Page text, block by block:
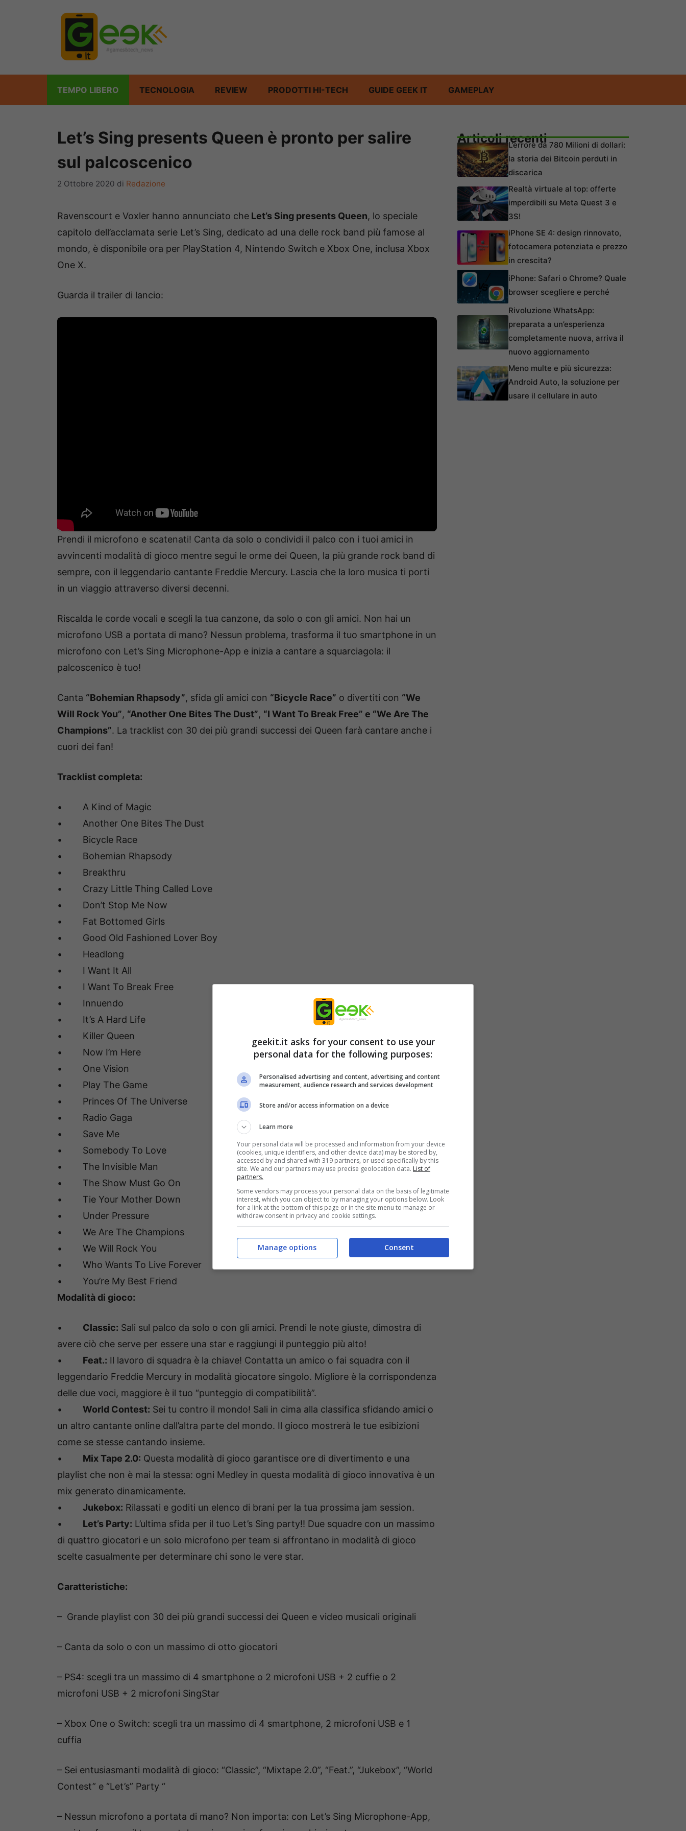
TEMPO LIBERO TECNOLOGIA REVIEW PRODOTTI HI-TECH GUIDE GEEK IT GAMEPLAY
Let’s Sing presents Queen è pronto per salire
sul palcoscenico
2 Ottobre 2020 di Redazione
Ravenscourt e Voxler hanno annunciato che Let’s Sing presents Queen, lo speciale
capitolo dell’acclamata serie Let’s Sing, dedicato ad una delle rock band più famose al
mondo, è disponibile ora per PlayStation 4, Nintendo Switch e Xbox One, inclusa Xbox
One X.
Guarda il trailer di lancio:
Prendi il microfono e scatenati! Canta da solo o condividi il palco con i tuoi amici in
avvincenti modalità di gioco mentre segui le orme dei Queen, la più grande rock band di
sempre, con il leggendario cantante Freddie Mercury. Lascia che la loro musica ti porti
in un viaggio attraverso diversi decenni.
Riscalda le corde vocali e scegli la tua canzone, da solo o con gli amici. Non hai un
microfono USB a portata di mano? Nessun problema, trasforma il tuo smartphone in un
microfono con Let’s Sing Microphone-App e inizia a cantare a squarciagola: il
palcoscenico è tuo!
Canta “Bohemian Rhapsody”, sfida gli amici con “Bicycle Race” o divertiti con “We
Will Rock You”, “Another One Bites The Dust”, “I Want To Break Free” e “We Are The
Champions”. La tracklist con 30 dei più grandi successi dei Queen farà cantare anche i
cuori dei fan!
Tracklist completa:
• A Kind of Magic
• Another One Bites The Dust
• Bicycle Race
• Bohemian Rhapsody
• Breakthru
• Crazy Little Thing Called Love
• Don’t Stop Me Now
• Fat Bottomed Girls
• Good Old Fashioned Lover Boy
• Headlong
• I Want It All
• I Want To Break Free
• Innuendo
• It’s A Hard Life
• Killer Queen
• Now I’m Here
• One Vision
• Play The Game
• Princes Of The Universe
• Radio Gaga
• Save Me
• Somebody To Love
• The Invisible Man
• The Show Must Go On
• Tie Your Mother Down
• Under Pressure
• We Are The Champions
• We Will Rock You
• Who Wants To Live Forever
• You’re My Best Friend
Modalità di gioco:
• Classic: Sali sul palco da solo o con gli amici. Prendi le note giuste, dimostra di
avere ciò che serve per essere una star e raggiungi il punteggio più alto!
• Feat.: Il lavoro di squadra è la chiave! Contatta un amico o fai squadra con il
leggendario Freddie Mercury in modalità giocatore singolo. Migliore è la corrispondenza
delle due voci, maggiore è il tuo “punteggio di compatibilità”.
• World Contest: Sei tu contro il mondo! Sali in cima alla classifica sfidando amici o
un altro cantante online dall’altra parte del mondo. Il gioco mostrerà le tue esibizioni
come se stesse cantando insieme.
• Mix Tape 2.0: Questa modalità di gioco garantisce ore di divertimento e una
playlist che non è mai la stessa: ogni Medley in questa modalità di gioco innovativa è un
mix generato dinamicamente.
• Jukebox: Rilassati e goditi un elenco di brani per la tua prossima jam session.
• Let’s Party: L’ultima sfida per il tuo Let’s Sing party!! Due squadre con un massimo
di quattro giocatori e un solo microfono per team si affrontano in modalità di gioco
scelte casualmente per determinare chi sono le vere star.
Caratteristiche:
– Grande playlist con 30 dei più grandi successi dei Queen e video musicali originali
– Canta da solo o con un massimo di otto giocatori
– PS4: scegli tra un massimo di 4 smartphone o 2 microfoni USB + 2 cuffie o 2
microfoni USB + 2 microfoni SingStar
– Xbox One o Switch: scegli tra un massimo di 4 smartphone, 2 microfoni USB e 1
cuffia
– Sei entusiasmanti modalità di gioco: “Classic”, “Mixtape 2.0”, “Feat.”, “Jukebox”, “World
Contest” e “Let’s” Party “
– Nessun microfono a portata di mano? Non importa: con Let’s Sing Microphone-App,
Articoli recentiL’errore da 780 Milioni di dollari:
la storia dei Bitcoin perduti in
discarica
Realtà virtuale al top: offerte
imperdibili su Meta Quest 3 e
3S!
iPhone SE 4: design rinnovato,
fotocamera potenziata e prezzo
in crescita?
iPhone: Safari o Chrome? Quale
browser scegliere e perché
Rivoluzione WhatsApp:
preparata a un’esperienza
completamente nuova, arriva il
nuovo aggiornamento
Meno multe e più sicurezza:
Android Auto, la soluzione per
usare il cellulare in auto
geekit.it asks for your consent to use your
personal data for the following purposes:
Personalised advertising and content, advertising and content
measurement, audience research and services development
Store and/or access information on a device
Learn more
Your personal data will be processed and information from your device
(cookies, unique identifiers, and other device data) may be stored by,
accessed by and shared with 319 partners, or used specifically by this
site. We and our partners may use precise geolocation data. List of
partners.
Some vendors may process your personal data on the basis of legitimate
interest, which you can object to by managing your options below. Look
for a link at the bottom of this page or in the site menu to manage or
withdraw consent in privacy and cookie settings.
Consent
Manage options